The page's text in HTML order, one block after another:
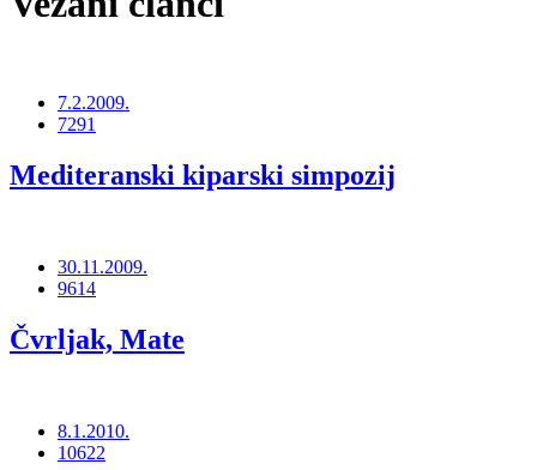
7.2.2009.
7291
Mediteranski kiparski simpozij
30.11.2009.
9614
Čvrljak, Mate
8.1.2010.
10622